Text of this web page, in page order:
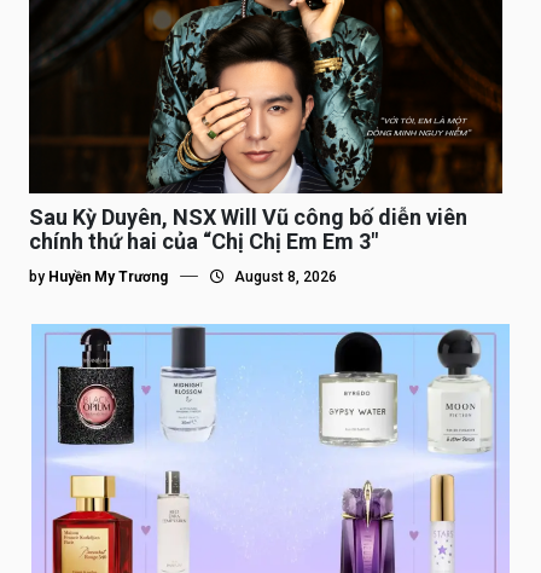
Sau Kỳ Duyên, NSX Will Vũ công bố diễn viên
chính thứ hai của “Chị Chị Em Em 3″
by Huyền My Trương August 8, 2026